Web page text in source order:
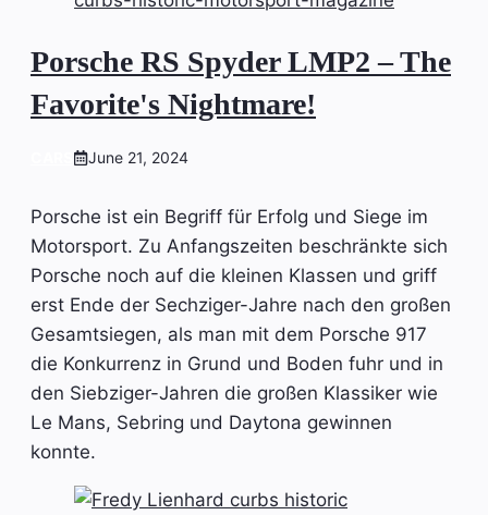
Porsche RS Spyder LMP2 – The
Favorite's Nightmare!
June 21, 2024
Porsche ist ein Begriff für Erfolg und Siege im
Motorsport. Zu Anfangszeiten beschränkte sich
Porsche noch auf die kleinen Klassen und griff
erst Ende der Sechziger-Jahre nach den großen
Gesamtsiegen, als man mit dem Porsche 917
die Konkurrenz in Grund und Boden fuhr und in
den Siebziger-Jahren die großen Klassiker wie
Le Mans, Sebring und Daytona gewinnen
konnte.